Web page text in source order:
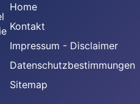
Home
Kontakt
Impressum - Disclaimer
Datenschutzbestimmungen
Sitemap